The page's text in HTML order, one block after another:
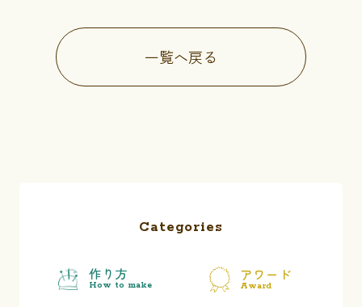
一覧へ戻る
Categories
作り方
How to make
アワード
Award